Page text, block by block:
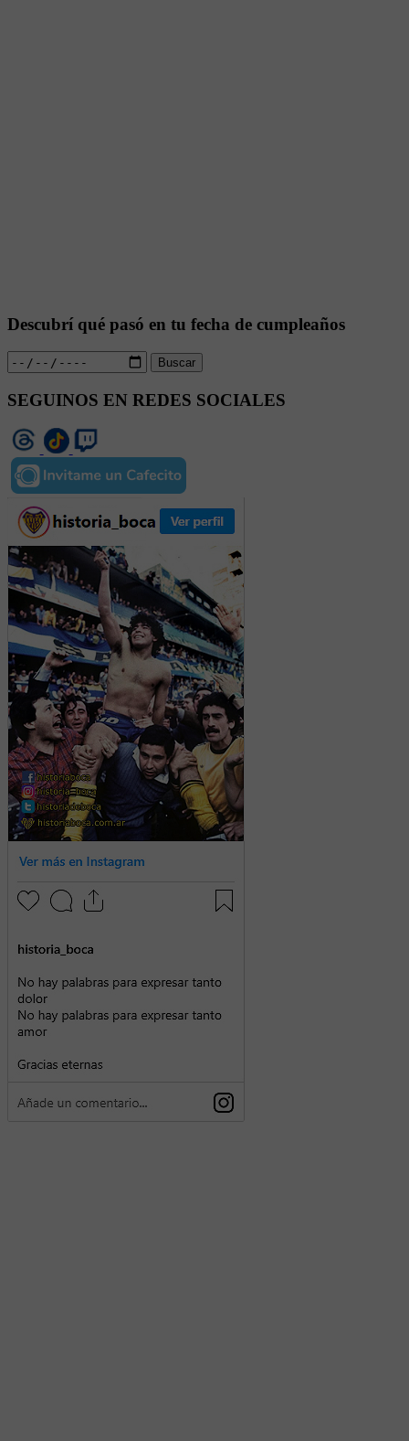
Descubrí qué pasó en tu fecha de cumpleaños
Buscar
SEGUINOS EN REDES SOCIALES